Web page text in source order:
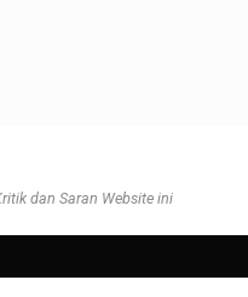
dan Saran Website ini